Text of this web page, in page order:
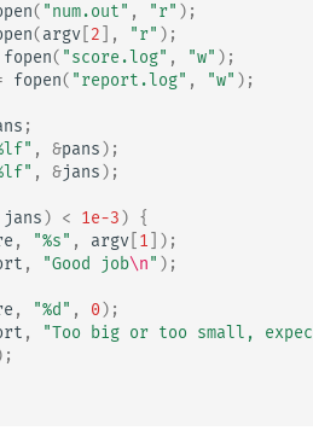
( "num.out" , "r" );
(argv 2 ], "r" );
fopen( "score.log" , "w" );
fopen( "report.log" , "w" );
;
, &pans);
, &jans);
jans) < 1e-3) {
, "%s" , argv 1 ]);
, "Good job\n" );
, "%d" , 0);
,
"Too big or too small,